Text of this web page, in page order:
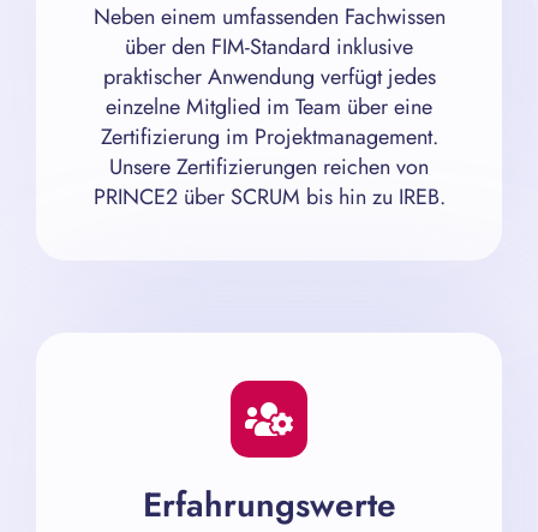
Neben einem umfassenden Fachwissen
über den FIM-Standard inklusive
praktischer Anwendung verfügt jedes
einzelne Mitglied im Team über eine
Zertifizierung im Projektmanagement.
Unsere Zertifizierungen reichen von
PRINCE2 über SCRUM bis hin zu IREB.
Erfahrungswerte